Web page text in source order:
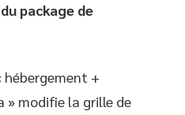
package de
hébergement +
» modifie la grille de